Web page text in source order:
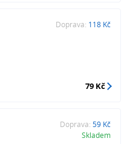
Doprava: 118 Kč
79 Kč
Doprava: 59 Kč
Skladem